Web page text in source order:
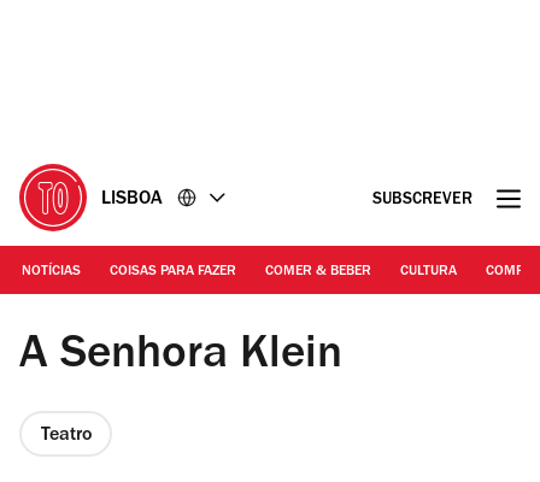
LISBOA SUBSCREVER
NOTÍCIAS COISAS PARA FAZER COMER & BEBER CULTURA
Teatro Meridional | A Senhora Klein, de Nicholas Wright
A Senhora Klein
Teatro